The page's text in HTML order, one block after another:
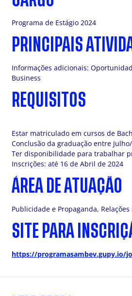
Programa de Estágio 2024
PRINCIPAIS
Informações adicionais:
Business
REQUISITOS
Estar matriculado em cursos de
Conclusão da graduação entre
Ter disponibilidade para trabalhar
Inscrições: até 16 de Abril de 2024
ÁREA DE ATUAÇÃO
Publicidade e Propaganda, Relações
SITE PARA
https://programasambev.gupy.io/